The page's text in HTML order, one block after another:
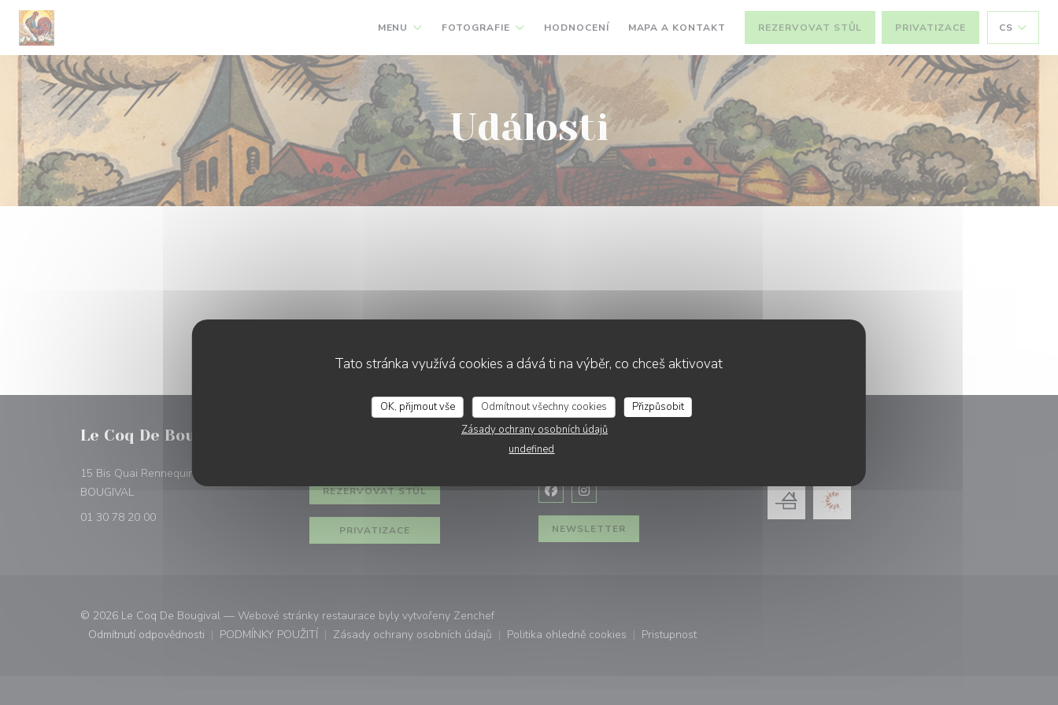
Panel pro správu cookies
Tato stránka využívá cookies a dává ti na výběr, co chceš aktivovat
OK, přijmout vše Odmítnout všechny cookies
Přizpůsobit
Zásady ochrany osobních údajů
undefined
MENU FOTOGRAFIE HODNOCENÍ MAPA A KONTAKT REZERVOVAT STŮL PRIVATIZACE CS
Události
Le Coq De Bougival
15 Bis Quai Rennequin Sualem 78380
BOUGIVAL((otevře se v novém okně))
01 30 78 20 00
REZERVOVAT STŮL
PRIVATIZACE
SLEDUJTE NÁS
Facebook ((otevře se v novém okně))
Instagram ((otevře se v novém okně))
NEWSLETTER
© 2026 Le Coq De Bougival — Webové stránky restaurace byly vytvořeny Zenchef((otevře se v novém okně))
Odmítnutí odpovědnosti
((otevře se v novém okně))
PODMÍNKY POUŽITÍ
((otevře se v novém okně))
Zásady ochrany osobních údajů
((otevře se v novém okně))
Politika ohledně cookies
((otevře se v novém okně))
Pristupnost
((otevře se v novém okně))